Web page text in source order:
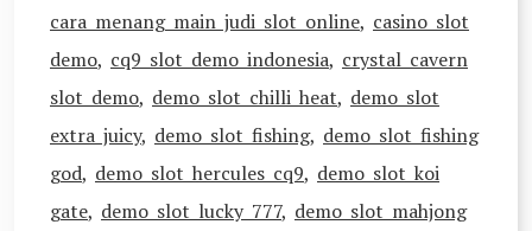
cara menang main judi slot online, casino slot
demo, cq9 slot demo indonesia, crystal cavern
slot demo, demo slot chilli heat, demo slot
extra juicy, demo slot fishing, demo slot fishing
god, demo slot hercules cq9, demo slot koi
gate, demo slot lucky 777, demo slot mahjong